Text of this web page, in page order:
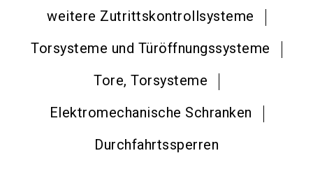
weitere Zutrittskontrollsysteme
Torsysteme und Türöffnungssysteme
Tore, Torsysteme
Elektromechanische Schranken
Durchfahrtssperren